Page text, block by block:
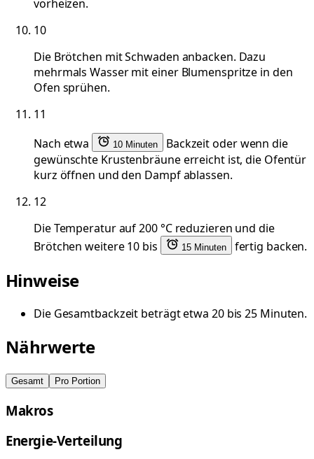
vorheizen.
10
Die Brötchen mit Schwaden anbacken. Dazu
mehrmals Wasser mit einer Blumenspritze in den
Ofen sprühen.
11
Nach etwa
10 Minuten
Backzeit oder wenn die
gewünschte Krustenbräune erreicht ist, die Ofentür
kurz öffnen und den Dampf ablassen.
12
Die Temperatur auf 200 °C reduzieren und die
Brötchen weitere 10 bis
15 Minuten fertig backen.
Hinweise
Die Gesamtbackzeit beträgt etwa 20 bis 25 Minuten.
Nährwerte
Gesamt Pro Portion
Makros
Energie-Verteilung